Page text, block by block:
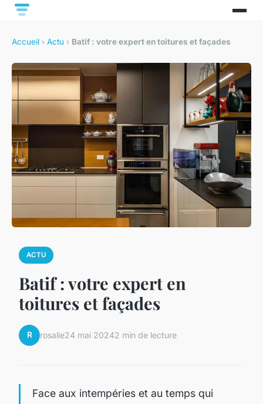
Accueil › Actu › Batif : votre expert en toitures et façades
ACTU
Batif : votre expert en
toitures et façades
R rosalie24 mai 20242 min de lecture
Face aux intempéries et au temps qui